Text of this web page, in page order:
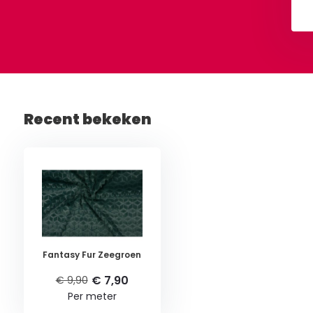
Recent bekeken
Fantasy Fur Zeegroen
€ 9,90 € 7,90
Per meter